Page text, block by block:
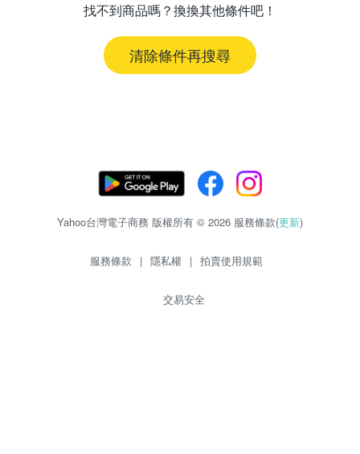
找不到商品嗎？換換其他條件吧！
清除條件再搜尋
Yahoo台灣電子商務 版權所有 © 2026 服務條款(更新)
服務條款 | 隱私權 | 拍賣使用規範
交易安全